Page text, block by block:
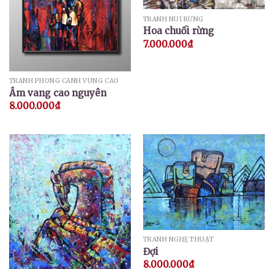
TRANH PHONG CẢNH VÙNG CAO
Âm vang cao nguyên
8.000.000₫
TRANH NÚI RỪNG
Hoa chuối rừng
7.000.000₫
TRANH NGHỆ THUẬT
Đợi
8.000.000₫